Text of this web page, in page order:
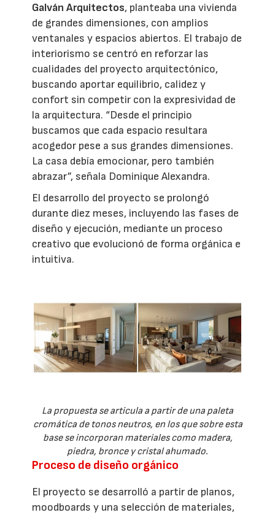
Galván Arquitectos, planteaba una vivienda
de grandes dimensiones, con amplios
ventanales y espacios abiertos. El trabajo de
interiorismo se centró en reforzar las
cualidades del proyecto arquitectónico,
buscando aportar equilibrio, calidez y
confort sin competir con la expresividad de
la arquitectura. “Desde el principio
buscamos que cada espacio resultara
acogedor pese a sus grandes dimensiones.
La casa debía emocionar, pero también
abrazar”, señala Dominique Alexandra.
El desarrollo del proyecto se prolongó
durante diez meses, incluyendo las fases de
diseño y ejecución, mediante un proceso
creativo que evolucionó de forma orgánica e
intuitiva.
La propuesta se articula a partir de una paleta
cromática de tonos neutros, en los que sobre esta
base se incorporan materiales como madera,
piedra, bronce y cristal ahumado.
Proceso de diseño orgánico
El proyecto se desarrolló a partir de planos,
moodboards y una selección de materiales,